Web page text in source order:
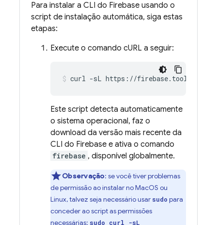
Para instalar a CLI do Firebase usando o
script de instalação automática, siga estas
etapas:
Execute o comando cURL a seguir:
curl -sL https://firebase.tools |
Este script detecta automaticamente
o sistema operacional, faz o
download da versão mais recente da
CLI do Firebase e ativa o comando
firebase , disponível globalmente.
Observação: se você tiver problemas
de permissão ao instalar no MacOS ou
Linux, talvez seja necessário usar sudo para
conceder ao script as permissões
necessárias: sudo curl -sL